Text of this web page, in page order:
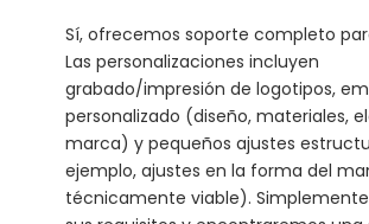
Sí, ofrecemos soporte completo
Las personalizaciones incluyen
grabado/impresión de logotipos,
personalizado (diseño, materiales,
marca) y pequeños ajustes
ejemplo, ajustes en la forma del
técnicamente viable).